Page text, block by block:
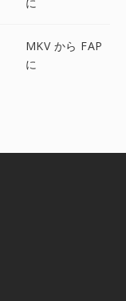
MKV から FAP
に